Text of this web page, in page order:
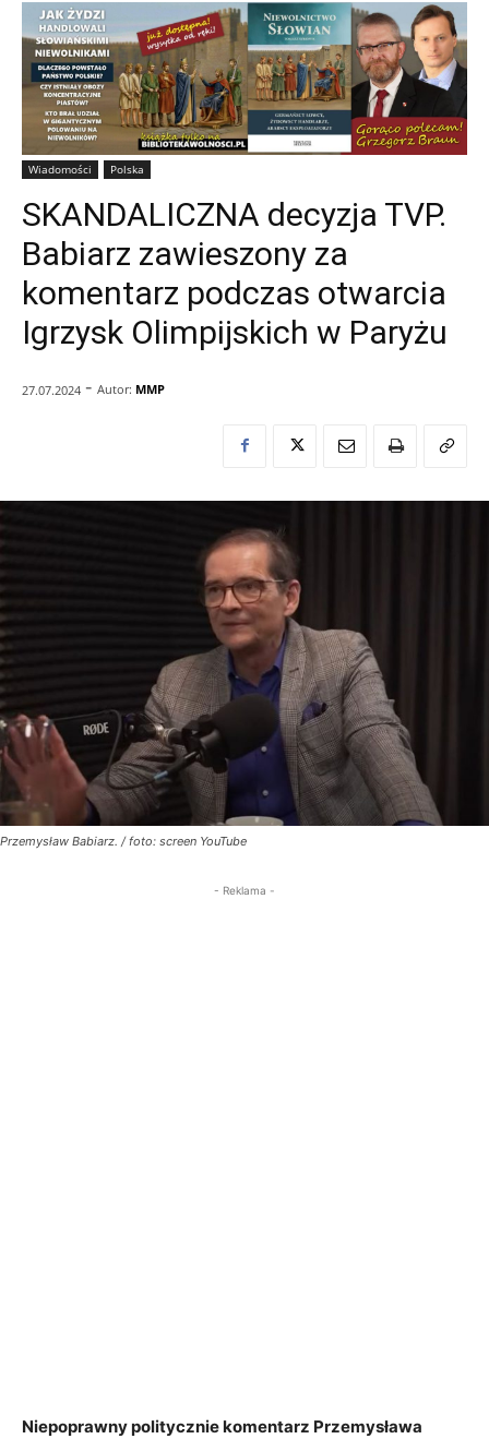
Wiadomości Polska
SKANDALICZNA decyzja TVP.
Babiarz zawieszony za
komentarz podczas otwarcia
Igrzysk Olimpijskich w Paryżu
27.07.2024 - Autor: MMP
Przemysław Babiarz. / foto: screen YouTube
- Reklama -
Niepoprawny politycznie komentarz Przemysława